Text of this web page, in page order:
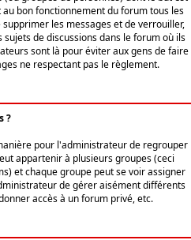
bon fonctionnement du forum tous les
les messages et de verrouiller,
de discussions dans le forum où ils
sont là pour éviter aux gens de faire
ne respectant pas le règlement.
?
pour l'administrateur de regrouper
appartenir à plusieurs groupes (ceci
et chaque groupe peut se voir assigner
de gérer aisément différents
accès à un forum privé, etc.